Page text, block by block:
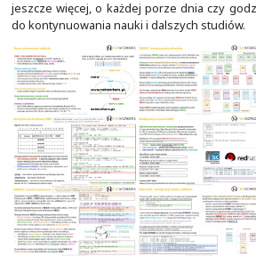
Stąd zdecydowaliśmy się
by mogły być one nadal
dotychczas, bo w skali całego
przestrzeń na nowe.
Nasze szkolenia dość
samodzielnego wykonywania
do praktyki, przy minimalnej
wykonania zadań. W ten sposób
nowe technologie. O wiele chętniej
potrafimy zrobić i czujemy, że jest to